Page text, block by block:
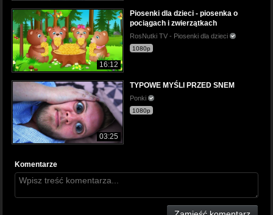
16:12
Piosenki dla dzieci - piosenka o
pociągach i zwierzątkach
RosNutki TV - Piosenki dla dzieci
1080p
03:25
TYPOWE MYŚLI PRZED SNEM
Ponki
1080p
Komentarze